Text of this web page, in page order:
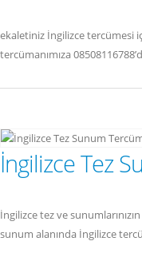
ekaletiniz İngilizce tercümesi
tercümanımıza
İngilizce Tez
İngilizce tez ve
sunum alanında İngilizce